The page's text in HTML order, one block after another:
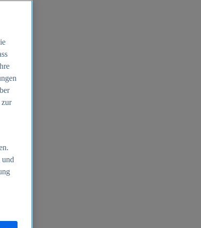
zur
und